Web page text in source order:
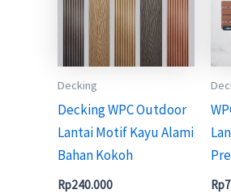
Decking
Decking WPC Outdoor
Lantai Motif Kayu Alami
Bahan Kokoh
Rp240.000 Rp